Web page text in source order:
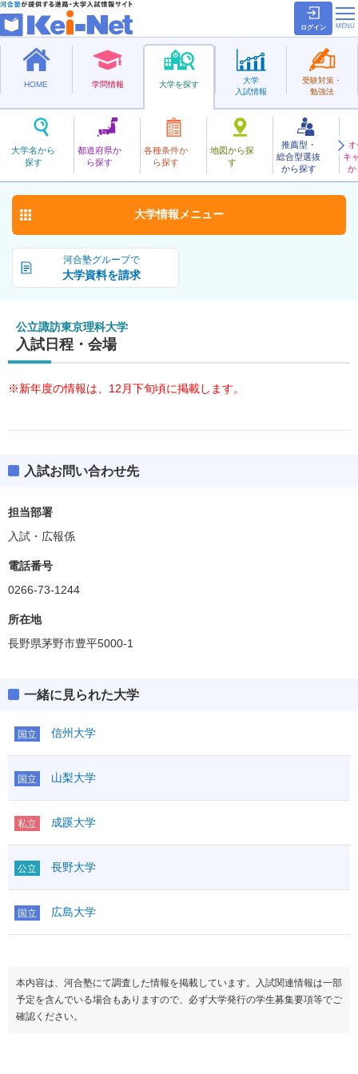
ログイン
HOME 学問情報 大学を探す
大学名から
探す
都道府県か
ら探す
各種条件か
ら探す
地図から探
す
推薦型・
総合型選抜
から探す
キ
か
大学
入試情報
受験対策・
勉強法
公立
こうりつすわとうきょうりか
公立諏訪東京理科大学 お気に入り
河合塾グループで
大学資料を請求
大学情報 メニュー
公立諏訪東京理科大学
入試日程・会場
※新年度の情報は、12月下旬頃に掲載します。
入試お問い合わせ先
担当部署
入試・広報係
電話番号
0266-73-1244
所在地
長野県茅野市豊平5000-1
一緒に見られた大学
国立 信州大学
国立 山梨大学
私立 成蹊大学
公立 長野大学
国立 広島大学
本内容は、河合塾にて調査した情報を掲載しています。入試関連情報は一部
予定を含んでいる場合もありますので、必ず大学発行の学生募集要項等でご
確認ください。